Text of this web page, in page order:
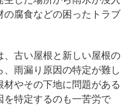
の腐食などの困ったトラブ
古い屋根と新しい屋根の
雨漏り原因の特定が難し
やその下地に問題がある
特定するのも一苦労で